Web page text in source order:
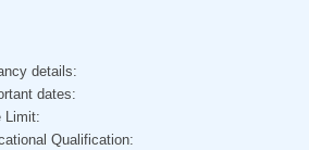
details:
dates:
Limit:
Qualification: